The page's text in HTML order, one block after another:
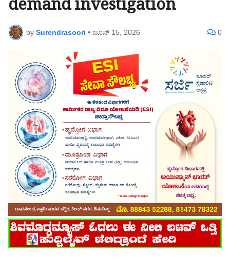
demand investigation
by Surendrasoori • ಜೂನ್ 15, 2026 0